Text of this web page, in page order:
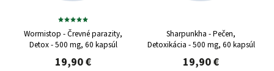
Wormistop - Črevné parazity,
Detox - 500 mg, 60 kapsúl
19,90 €
Sharpunkha - Pečen,
Detoxikácia - 500 mg, 60 kapsúl
19,90 €